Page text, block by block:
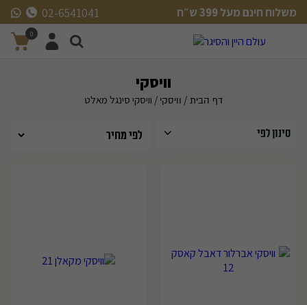
משלוח חינם מעל 399 ש״ח
משלוח חינם מעל 399 ש״ח
02-6541041
0
וויסקי
דף הבית / וויסקי / וויסקי סינגל מאלט
סינון לפי